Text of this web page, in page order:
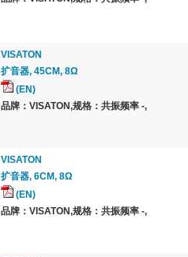
VISATON
扩音器, 45CM, 8Ω
(EN)
品牌：VISATON,规格：共振频率 -,
VISATON
扩音器, 6CM, 8Ω
(EN)
品牌：VISATON,规格：共振频率 -,